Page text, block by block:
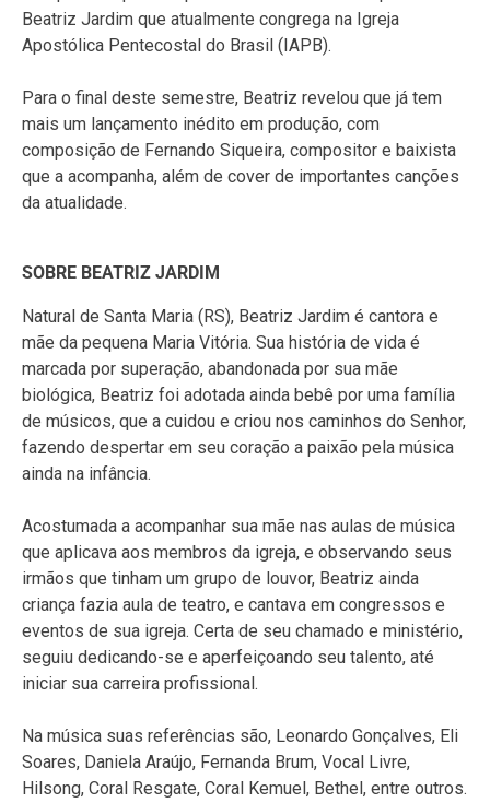
Beatriz Jardim que atualmente congrega na Igreja
Apostólica Pentecostal do Brasil (IAPB).
Para o final deste semestre, Beatriz revelou que já tem
mais um lançamento inédito em produção, com
composição de Fernando Siqueira, compositor e baixista
que a acompanha, além de cover de importantes canções
da atualidade.
SOBRE BEATRIZ JARDIM
Natural de Santa Maria (RS), Beatriz Jardim é cantora e
mãe da pequena Maria Vitória. Sua história de vida é
marcada por superação, abandonada por sua mãe
biológica, Beatriz foi adotada ainda bebê por uma família
de músicos, que a cuidou e criou nos caminhos do Senhor,
fazendo despertar em seu coração a paixão pela música
ainda na infância.
Acostumada a acompanhar sua mãe nas aulas de música
que aplicava aos membros da igreja, e observando seus
irmãos que tinham um grupo de louvor, Beatriz ainda
criança fazia aula de teatro, e cantava em congressos e
eventos de sua igreja. Certa de seu chamado e ministério,
seguiu dedicando-se e aperfeiçoando seu talento, até
iniciar sua carreira profissional.
Na música suas referências são, Leonardo Gonçalves, Eli
Soares, Daniela Araújo, Fernanda Brum, Vocal Livre,
Hilsong, Coral Resgate, Coral Kemuel, Bethel, entre outros.